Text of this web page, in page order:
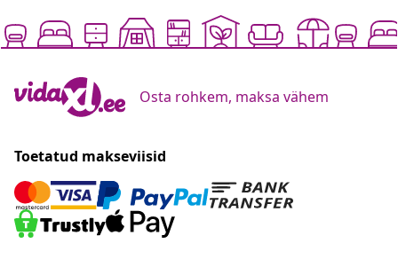
Osta rohkem, maksa vähem
Toetatud makseviisid